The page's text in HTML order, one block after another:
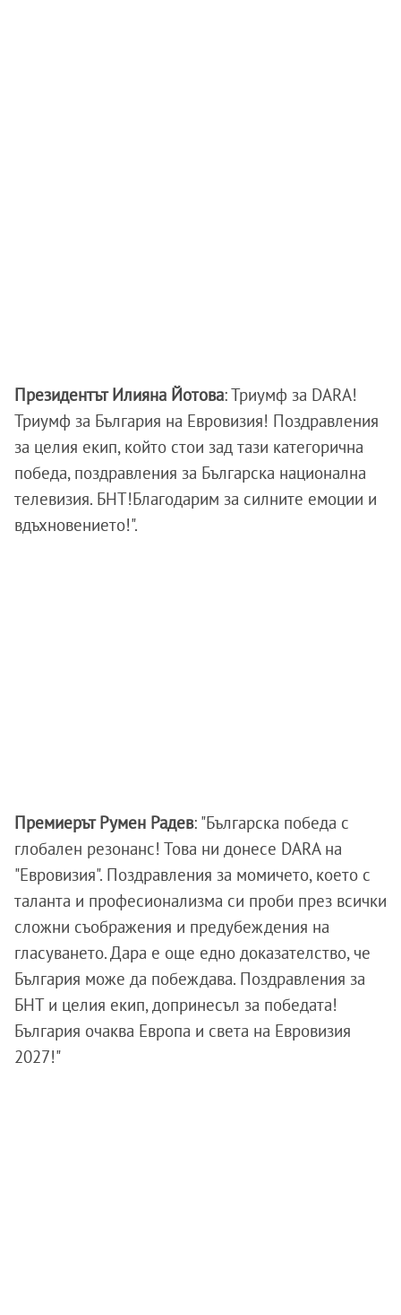
Президентът Илияна Йотова: Триумф за DARA!
Триумф за България на Евровизия! Поздравления
за целия екип, който стои зад тази категорична
победа, поздравления за Българска национална
телевизия. БНТ!Благодарим за силните емоции и
вдъхновението!".
Премиерът Румен Радев: "Българска победа с
глобален резонанс! Това ни донесе DARA на
"Евровизия". Поздравления за момичето, което с
таланта и професионализма си проби през всички
сложни съображения и предубеждения на
гласуването. Дара е още едно доказателство, че
България може да побеждава. Поздравления за
БНТ и целия екип, допринесъл за победата!
България очаква Европа и света на Евровизия
2027!"